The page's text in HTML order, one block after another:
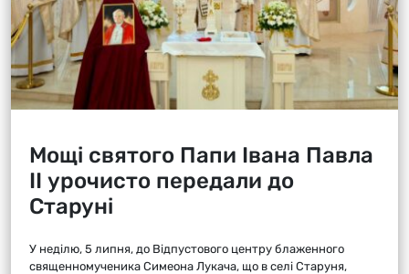
Мощі святого Папи Івана Павла
ІІ урочисто передали до
Старуні
У неділю, 5 липня, до Відпустового центру блаженного
священномученика Симеона Лукача, що в селі Старуня,